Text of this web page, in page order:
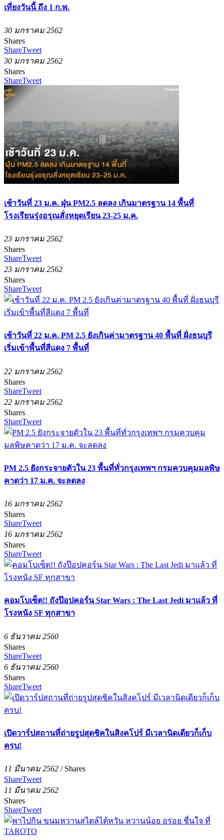
เที่ยงวันนี้ ถึง 1 ก.พ.
30 มกราคม 2562
Shares
ShareTweet
30 มกราคม 2562
Shares
ShareTweet
เช้าวันที่ 23 ม.ค. ฝุ่น PM2.5 ลดลง เกินมาตรฐาน 14 พื้นที่
โรงเรียนรุ่งอรุณสั่งหยุดเรียน 23-25 ม.ค.
23 มกราคม 2562
Shares
ShareTweet
23 มกราคม 2562
Shares
ShareTweet
เช้าวันที่ 22 ม.ค. PM 2.5 ยังเกินค่ามาตรฐาน 40 พื้นที่ ฝั่งธนบุรี
เริ่มเข้าพื้นที่สีแดง 7 พื้นที่
22 มกราคม 2562
Shares
ShareTweet
22 มกราคม 2562
Shares
ShareTweet
PM 2.5 ยังกระจายตัวใน 23 พื้นที่ทั่วกรุงเทพฯ กรมควบคุมมลพิษ
คาดว่า 17 ม.ค. จะลดลง
16 มกราคม 2562
Shares
ShareTweet
16 มกราคม 2562
Shares
ShareTweet
คอมโบเซ็ต!! ถังป๊อปคอร์น Star Wars : The Last Jedi มาแล้ว ที่
โรงหนัง SF ทุกสาขา
6 ธันวาคม 2560
Shares
ShareTweet
6 ธันวาคม 2560
Shares
ShareTweet
เปิดวาร์ปสถานที่ถ่ายรูปสุดชิคในสิงคโปร์ มีเวลานิดเดียวก็เก็บ
ครบ!
11 มีนาคม 2562 / Shares
ShareTweet
11 มีนาคม 2562
Shares
ShareTweet